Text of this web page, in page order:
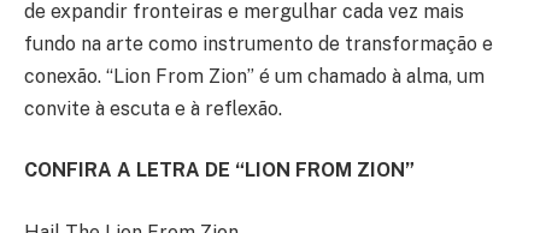
de expandir fronteiras e mergulhar cada vez mais
fundo na arte como instrumento de transformação e
conexão. “Lion From Zion” é um chamado à alma, um
convite à escuta e à reflexão.
CONFIRA A LETRA DE “LION FROM ZION”